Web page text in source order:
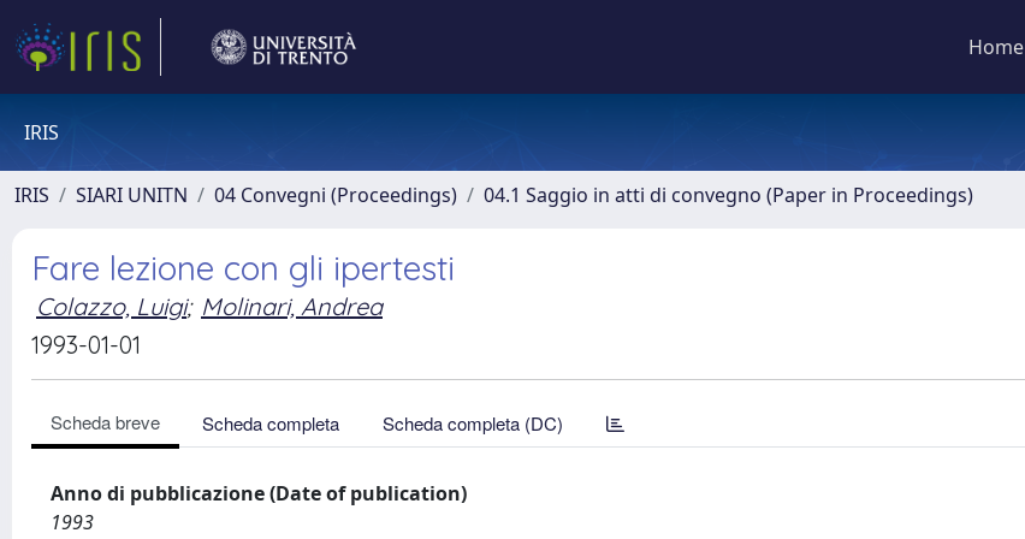
Home
IRIS
IRIS SIARI UNITN 04 Convegni (Proceedings) 04.1 Saggio in atti di convegno (Paper in Proceedings)
Fare lezione con gli ipertesti
Colazzo, Luigi; Molinari, Andrea
1993-01-01
Scheda breve Scheda completa Scheda completa (DC)
Anno di pubblicazione (Date of publication)
1993